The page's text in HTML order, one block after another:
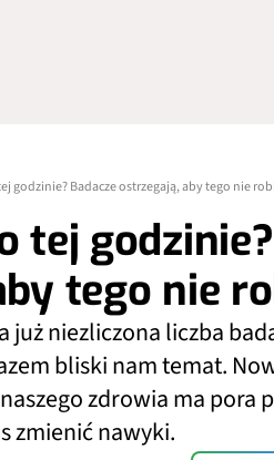
godzinie? Badacze ostrzegają, aby tego nie
tej
tego nie
już niezliczona liczba
bliski nam temat.
zdrowia ma pora
zmienić nawyki.